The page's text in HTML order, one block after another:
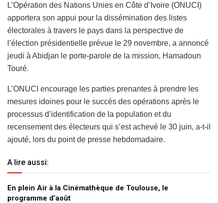
L’Opération des Nations Unies en Côte d’Ivoire (ONUCI)
apportera son appui pour la dissémination des listes
électorales à travers le pays dans la perspective de
l’élection présidentielle prévue le 29 novembre, a annoncé
jeudi à Abidjan le porte-parole de la mission, Hamadoun
Touré.
L’ONUCI encourage les parties prenantes à prendre les
mesures idoines pour le succès des opérations après le
processus d’identification de la population et du
recensement des électeurs qui s’est achevé le 30 juin, a-t-il
ajouté, lors du point de presse hebdomadaire.
A lire aussi:
En plein Air à la Cinémathèque de Toulouse, le
programme d’août